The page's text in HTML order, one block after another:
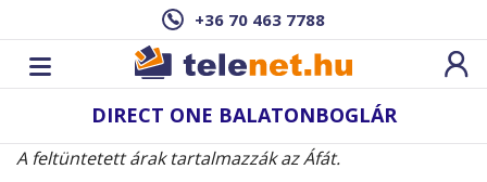
+36 70 463 7788
DIRECT ONE BALATONBOGLÁR
A feltüntetett árak tartalmazzák az Áfát.